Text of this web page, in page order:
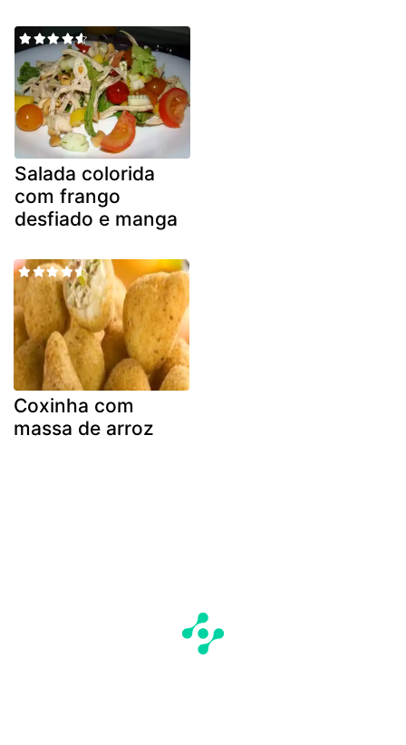
Salada colorida
com frango
desfiado e manga
Coxinha com
massa de arroz